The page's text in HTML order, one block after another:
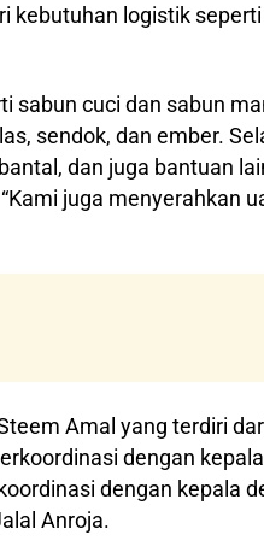
kebutuhan logistik
sabun cuci dan sabun
sendok, dan ember.
dan juga bantuan
juga menyerahkan
Amal yang terdiri
dengan
dengan kepala
Anroja.